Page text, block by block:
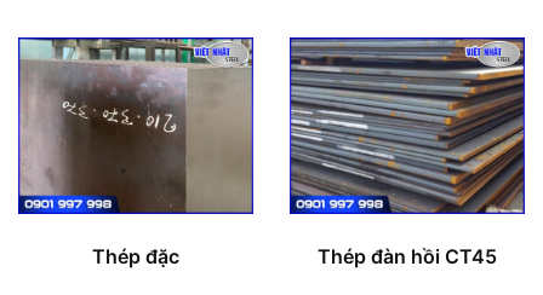
Thép đặc Thép đàn hồi CT45